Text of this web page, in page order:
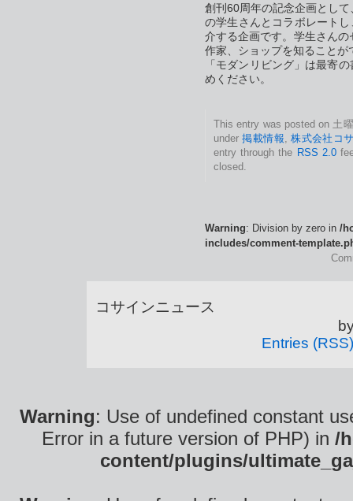
創刊60周年の記念企画として
の学生さんとコラボレート
介する企画です。学生さん
作家、ショップを知ることが
「モダンリビング」は最寄
めください。
This entry was posted on 土
under掲載情報 ,株式会社コ
entry through the RSS 2.0
closed.
Warning: Division by zero in /
includes/comment-
コサインニュー
Entries (RSS)
Warning: Use of undefined constant
Error in a future version of PHP) in /
content/plugins/